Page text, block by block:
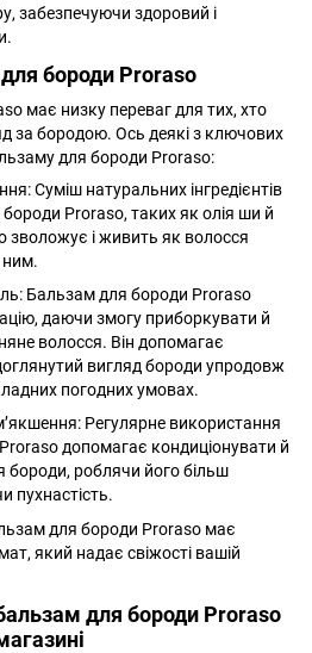
забезпечуючи здоровий і
бороди Proraso
має низку переваг для тих, хто
за бородою. Ось деякі з ключових
для бороди Proraso:
Суміш натуральних інгредієнтів
Proraso, таких як олія ши й
зволожує і живить як волосся
ним.
Бальзам для бороди Proraso
даючи змогу приборкувати й
волосся. Він допомагає
вигляд бороди упродовж
погодних умовах.
Регулярне використання
допомагає кондиціонувати й
бороди, роблячи його більш
пухнастість.
для бороди Proraso має
який надає свіжості вашій
для бороди Proraso